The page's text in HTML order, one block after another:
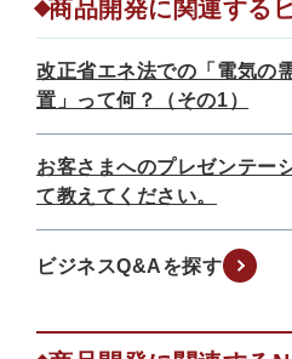
商品開発に関連する
改正省エネ法での「電気の
置」って何？（その1）
お客さまへのプレゼンテー
て教えてください。
ビジネスQ&Aを探す